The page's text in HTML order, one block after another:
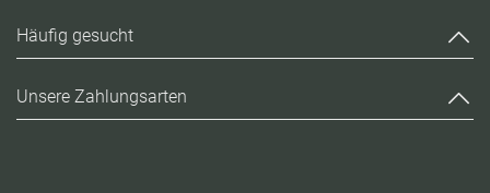
Häufig gesucht
Unsere Zahlungsarten